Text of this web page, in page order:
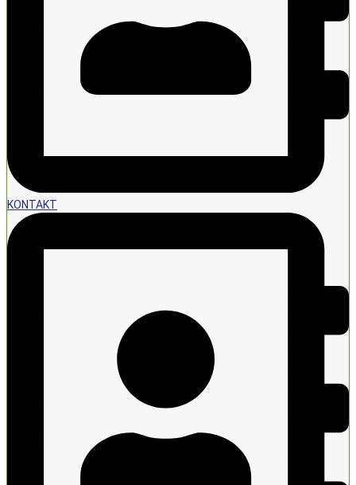
KONTAKT